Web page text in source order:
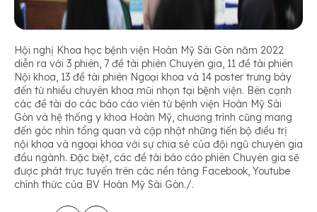
Hội nghị Khoa học bệnh viện Hoàn Mỹ Sài Gòn năm 2022
diễn ra với 3 phiên, 7 đề tài phiên Chuyên gia, 11 đề tài phiên
Nội khoa, 13 đề tài phiên Ngoại khoa và 14 poster trưng bày
đến từ nhiều chuyên khoa mũi nhọn tại bệnh viện. Bên cạnh
các đề tài do các báo cáo viên từ bệnh viện Hoàn Mỹ Sài
Gòn và hệ thống y khoa Hoàn Mỹ, chương trình cũng mang
đến góc nhìn tổng quan và cập nhật những tiến bộ điều trị
nội khoa và ngoại khoa với sự chia sẻ của đội ngũ chuyên gia
đầu ngành. Đặc biệt, các đề tài báo cáo phiên Chuyên gia sẽ
được phát trực tuyến trên các nền tảng Facebook, Youtube
chính thức của BV Hoàn Mỹ Sài Gòn./.